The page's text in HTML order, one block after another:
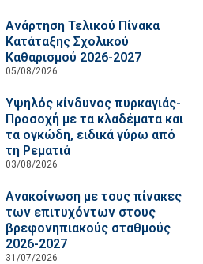
Ανάρτηση Τελικού Πίνακα
Κατάταξης Σχολικού
Καθαρισμού 2026-2027
05/08/2026
Υψηλός κίνδυνος πυρκαγιάς-
Προσοχή με τα κλαδέματα και
τα ογκώδη, ειδικά γύρω από
τη Ρεματιά
03/08/2026
Ανακοίνωση με τους πίνακες
των επιτυχόντων στους
βρεφονηπιακούς σταθμούς
2026-2027
31/07/2026